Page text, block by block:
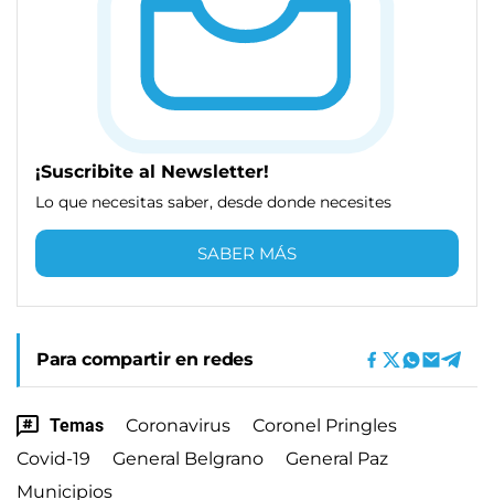
¡Suscribite al Newsletter!
Lo que necesitas saber, desde donde necesites
SABER MÁS
Para compartir en redes
Temas Coronavirus
Coronel Pringles
Covid-19
General Belgrano
General Paz
Municipios